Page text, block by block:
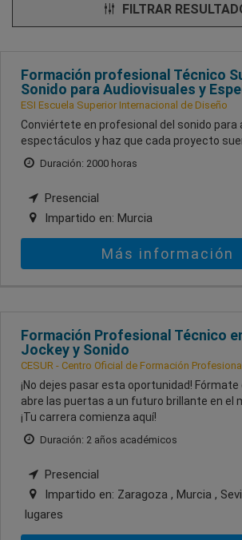
FILTRAR
Formación profesional Técnico
Sonido para Audiovisuales y
ESI Escuela Superior Internacional de Diseño
Conviértete en profesional del sonido para
espectáculos y haz que cada proyecto
Duración: 2000 horas
Presencial
Impartido en: Murcia
Más información
Formación Profesional Técnico
Jockey y Sonido
CESUR - Centro Oficial de Formación
¡No dejes pasar esta oportunidad!
abre las puertas a un futuro brillante en el
¡Tu carrera comienza aquí!
Duración: 2 años académicos
Presencial
Impartido en: Zaragoza , Murcia ,
lugares